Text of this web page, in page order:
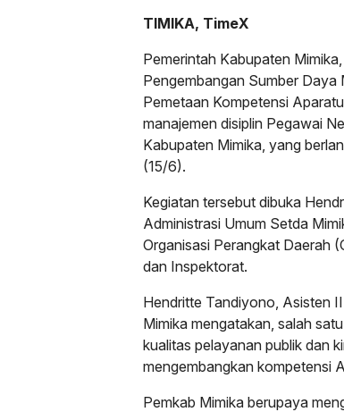
TIMIKA, TimeX
Pemerintah Kabupaten
Pengembangan Sumber
Pemetaan Kompetensi
manajemen disiplin Pegawai
Kabupaten Mimika, yang
(15/6).
Kegiatan tersebut dibuka
Administrasi Umum Setda
Organisasi Perangkat Daerah
dan Inspektorat.
Hendritte Tandiyono, Asisten
Mimika mengatakan, salah
kualitas pelayanan publik dan
mengembangkan kompetensi
Pemkab Mimika berupaya